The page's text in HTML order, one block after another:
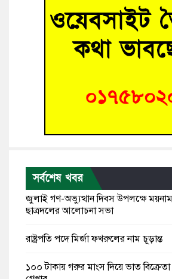
সর্বশেষ খবর
জুলাই গণ-অভ্যুত্থান দিবস উপলক্ষে
ছাত্রদলের আলোচনা সভা
রাষ্ট্রপতি পদে মির্জা ফখরুলের নাম চূড়ান্ত
১০০ টাকায় গরুর মাংস দিয়ে ভাত বিক্রেতা